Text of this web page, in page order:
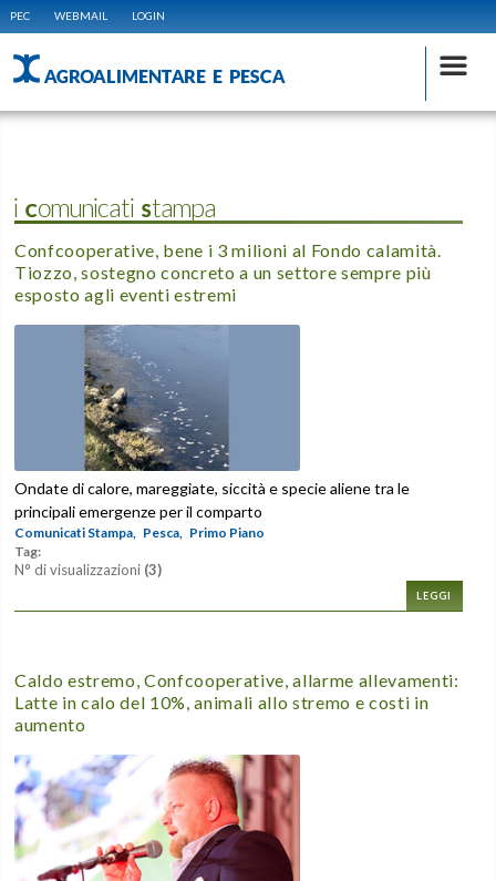
PEC WEBMAIL LOGIN
AGROALIMENTARE E PESCA
i Comunicati Stampa
Confcooperative, bene i 3 milioni al Fondo calamità.
Tiozzo, sostegno concreto a un settore sempre più
esposto agli eventi estremi
Ondate di calore, mareggiate, siccità e specie aliene tra le
principali emergenze per il comparto
Comunicati Stampa, Pesca, Primo Piano
Tag:
N° di visualizzazioni (3)
LEGGI
Caldo estremo, Confcooperative, allarme allevamenti:
Latte in calo del 10%, animali allo stremo e costi in
aumento